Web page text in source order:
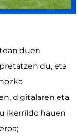
duen
du, eta
digitalaren eta
ikerrildo hauen